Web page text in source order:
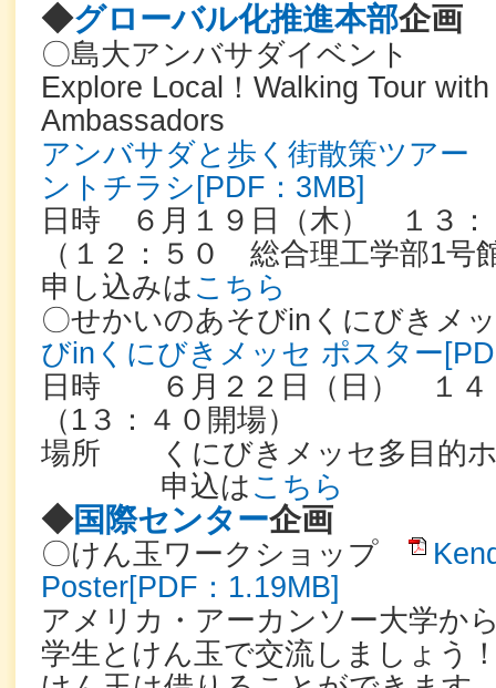
◆グローバル化推進本部企画
〇島大アンバサダイベント
Explore Local！Walking Tour
Ambassadors
アンバサダと歩く街散策ツアー
ントチラシ[PDF：3MB]
日時 ６月１９日（木） １３：
（１２：５０ 総合理工学部1
申し込みは こちら
〇せかいのあそびinくにびき
びinくにびきメッセ ポスター
日時 ６月２２日（日） １４
（1３：４０開場）
場所 くにびきメッセ多目的
申込は こちら
◆国際センター企画
〇けん玉ワークショップ
Poster[PDF：1.19MB]
アメリカ・アーカンソー大学か
学生とけん玉で交流しましょう